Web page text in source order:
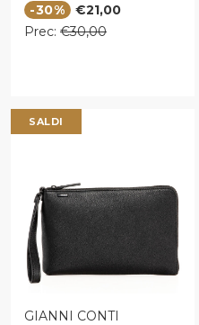
Rosso - X36115
-30%
Prezzo di vendita
€21,00
Prezzo regolare
Prec: €30,00
SALDI
VENDITORE:
GIANNI CONTI